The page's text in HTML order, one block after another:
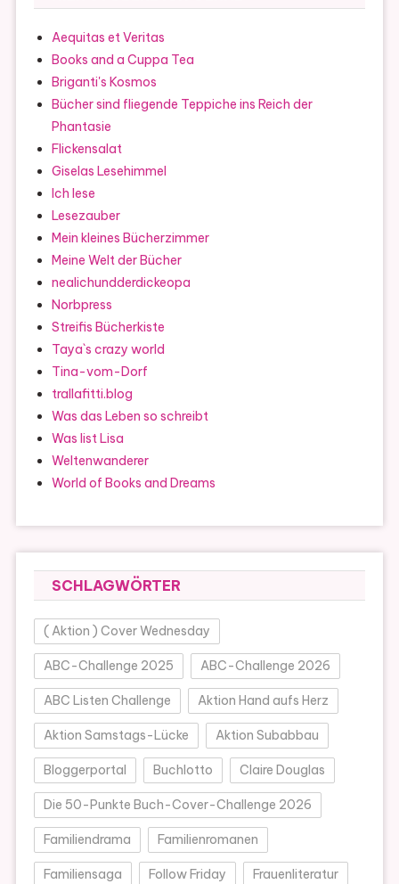
Aequitas et Veritas
Books and a Cuppa Tea
Briganti's Kosmos
Bücher sind fliegende Teppiche ins Reich der
Phantasie
Flickensalat
Giselas Lesehimmel
Ich lese
Lesezauber
Mein kleines Bücherzimmer
Meine Welt der Bücher
nealichundderdickeopa
Norbpress
Streifis Bücherkiste
Taya`s crazy world
Tina-vom-Dorf
trallafitti.blog
Was das Leben so schreibt
Was list Lisa
Weltenwanderer
World of Books and Dreams
SCHLAGWÖRTER
( Aktion ) Cover Wednesday
ABC-Challenge 2025 ABC-Challenge 2026
ABC Listen Challenge Aktion Hand aufs Herz
Aktion Samstags-Lücke Aktion Subabbau
Bloggerportal Buchlotto Claire Douglas
Die 50-Punkte Buch-Cover-Challenge 2026
Familiendrama Familienromanen
Familiensaga Follow Friday Frauenliteratur